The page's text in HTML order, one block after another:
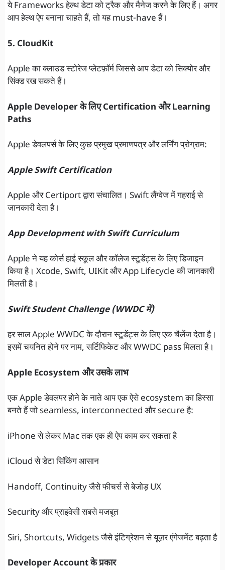
ये Frameworks हेल्थ डेटा को ट्रैक और मैनेज करने के लिए हैं। अगर
आप हेल्थ ऐप बनाना चाहते हैं, तो यह must-have हैं।
5. CloudKit
Apple का क्लाउड स्टोरेज प्लेटफ़ॉर्म जिससे आप डेटा को सिक्योर और
सिंक्ड रख सकते हैं।
Apple Developer के लिए Certification और Learning
Paths
Apple डेवलपर्स के लिए कुछ प्रमुख प्रमाणपत्र और लर्निंग प्रोग्राम:
Apple Swift Certification
Apple और Certiport द्वारा संचालित। Swift लैंग्वेज में गहराई से
जानकारी देता है।
App Development with Swift Curriculum
Apple ने यह कोर्स हाई स्कूल और कॉलेज स्टूडेंट्स के लिए डिजाइन
किया है। Xcode, Swift, UIKit और App Lifecycle की जानकारी
मिलती है।
Swift Student Challenge (WWDC में)
हर साल Apple WWDC के दौरान स्टूडेंट्स के लिए एक चैलेंज देता है।
इसमें चयनित होने पर नाम, सर्टिफिकेट और WWDC pass मिलता है।
Apple Ecosystem और उसके लाभ
एक Apple डेवलपर होने के नाते आप एक ऐसे ecosystem का हिस्सा
बनते हैं जो seamless, interconnected और secure है:
iPhone से लेकर Mac तक एक ही ऐप काम कर सकता है
iCloud से डेटा सिंकिंग आसान
Handoff, Continuity जैसे फीचर्स से बेजोड़ UX
Security और प्राइवेसी सबसे मजबूत
Siri, Shortcuts, Widgets जैसे इंटिग्रेशन से यूज़र एंगेजमेंट बढ़ता है
Developer Account के प्रकार